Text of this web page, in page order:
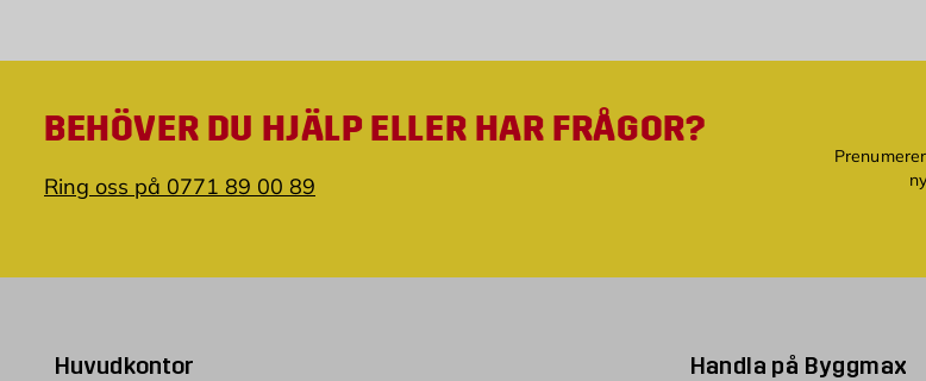
BEHÖVER DU HJÄLP ELLER HAR FRÅGOR?
Ring oss på 0771 89 00 89
Huvudkontor Handla på Byggmax